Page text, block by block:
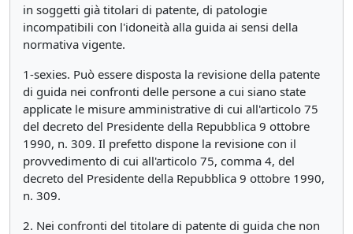
in soggetti già titolari di patente, di patologie
incompatibili con l'idoneità alla guida ai sensi della
normativa vigente.
1-sexies. Può essere disposta la revisione della patente
di guida nei confronti delle persone a cui siano state
applicate le misure amministrative di cui all'articolo 75
del decreto del Presidente della Repubblica 9 ottobre
1990, n. 309. Il prefetto dispone la revisione con il
provvedimento di cui all'articolo 75, comma 4, del
decreto del Presidente della Repubblica 9 ottobre 1990,
n. 309.
2. Nei confronti del titolare di patente di guida che non